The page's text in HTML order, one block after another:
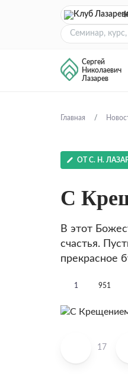
Сергей
Николаевич
Лазарев
Главная
ОТ С. Н.
С
В этот
счастья.
прекрасное
1 951
17